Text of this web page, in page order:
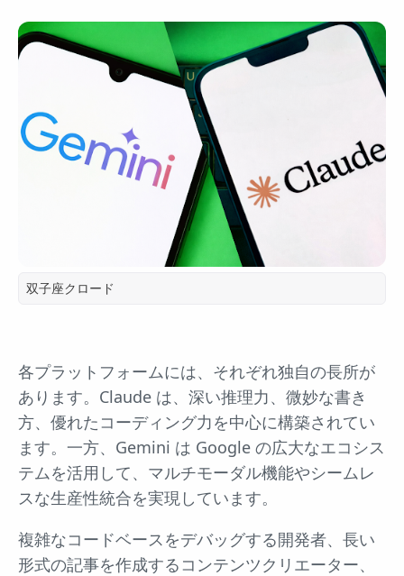
双子座クロード
各プラットフォームには、それぞれ独自の長所が
あります。Claude は、深い推理力、微妙な書き
方、優れたコーディング力を中心に構築されてい
ます。一方、Gemini は Google の広大なエコシス
テムを活用して、マルチモーダル機能やシームレ
スな生産性統合を実現しています。
複雑なコードベースをデバッグする開発者、長い
形式の記事を作成するコンテンツクリエーター、